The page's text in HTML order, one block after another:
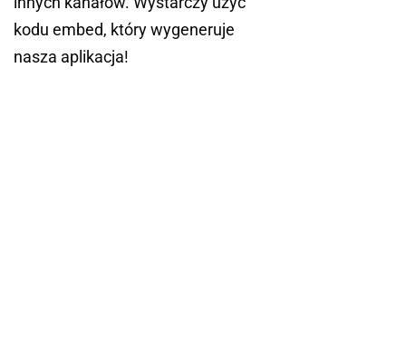
kodu embed, który wygeneruje
nasza aplikacja!